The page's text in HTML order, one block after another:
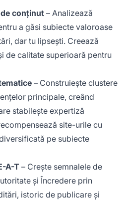
conținut – Analizează
a găsi subiecte valoroase
dar tu lipsești. Creează
de calitate superioară pentru
– Construiește clustere
principale, creând
stabilește expertiză
site-urile cu
pe subiecte
A-T – Crește semnalele de
și Încredere prin
istoric de publicare și